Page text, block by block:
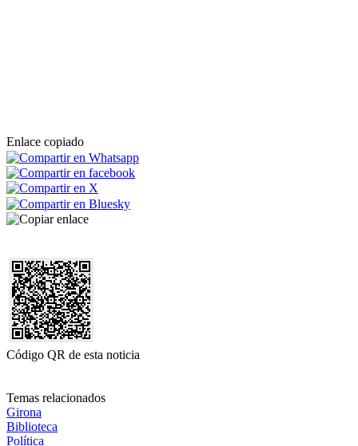
Enlace copiado
Código QR de esta noticia
Temas relacionados
Girona
Biblioteca
Política